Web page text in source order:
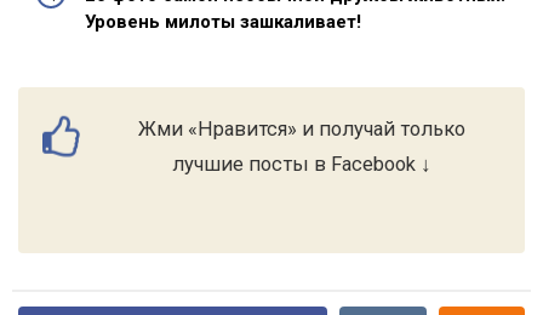
Уровень милоты зашкаливает!
Жми «Нравится» и получай только
лучшие посты в Facebook ↓